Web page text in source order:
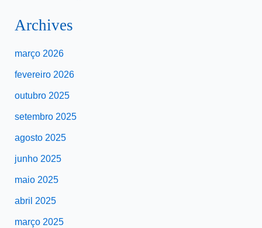
Archives
março 2026
fevereiro 2026
outubro 2025
setembro 2025
agosto 2025
junho 2025
maio 2025
abril 2025
março 2025